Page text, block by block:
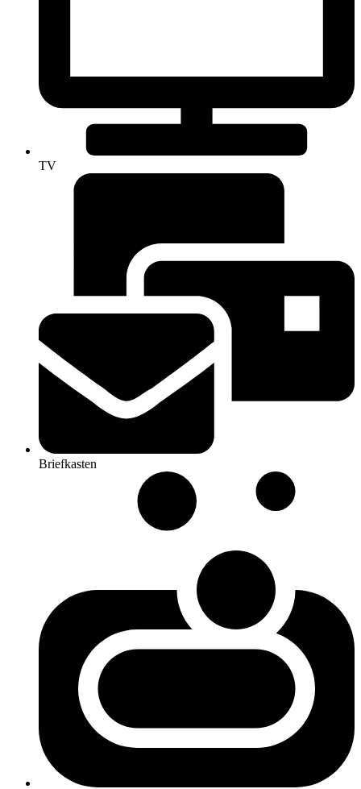
TV
Briefkasten